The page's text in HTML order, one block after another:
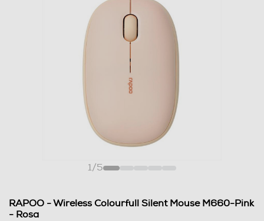
1/5
RAPOO - Wireless Colourfull Silent Mouse M660-Pink
- Rosa